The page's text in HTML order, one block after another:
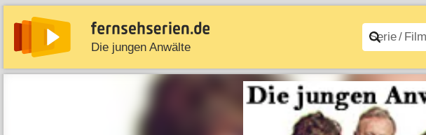
Die jungen Anwälte
News Entdecken Streaming Filme A–Z